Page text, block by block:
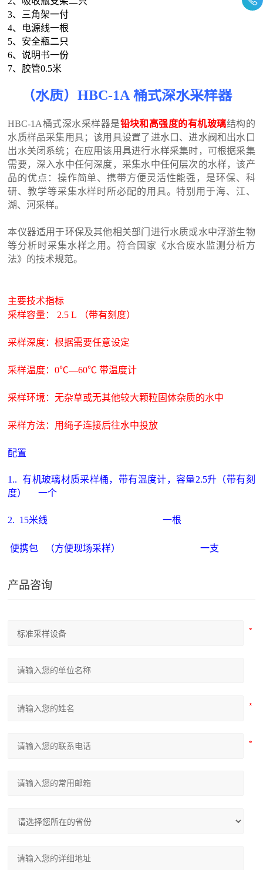
3、三角架一付
4、电源线一根
5、安全瓶二只
6、说明书一份
7、胶管0.5米
（水质）HBC-1A 桶式深水采样器
HBC-1A桶式深水采样器是铅块和高强度的有机玻璃结构的
水质样品采集用具；该用具设置了进水口、进水阀和出水口
出水关闭系统；在应用该用具进行水样采集时，可根据采集
需要，深入水中任何深度，采集水中任何层次的水样，该产
品的优点：操作简单、携带方便灵活性能强，是环保、科
研、教学等采集水样时所必配的用具。特别用于海、江、
湖、河采样。
本仪器适用于环保及其他相关部门进行水质或水中浮游生物
等分析时采集水样之用。符合国家《水合废水监测分析方
法》的技术规范。
主要技术指标
采样容量： 2.5 L （带有刻度）
采样深度：根据需要任意设定
采样温度：0℃—60℃ 带温度计
采样环境：无杂草或无其他较大颗粒固体杂质的水中
采样方法：用绳子连接后往水中投放
配置
1.. 有机玻璃材质采样桶，带有温度计，容量2.5升（带有刻
度） 一个
2. 15米线 一根
便携包 （方便现场采样） 一支
产品咨询